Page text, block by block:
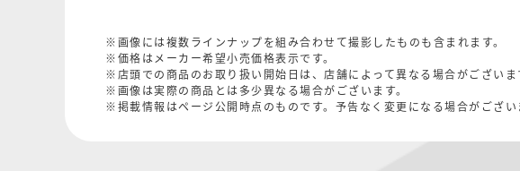
※画像には複数ラインナップを組み合わせて撮影したものも含まれます。
※価格はメーカー希望小売価格表示です。
※店頭での商品のお取り扱い開始日は、店舗によって異なる場合がございま
※画像は実際の商品とは多少異なる場合がございます。
※掲載情報はページ公開時点のものです。予告なく変更になる場合がござい